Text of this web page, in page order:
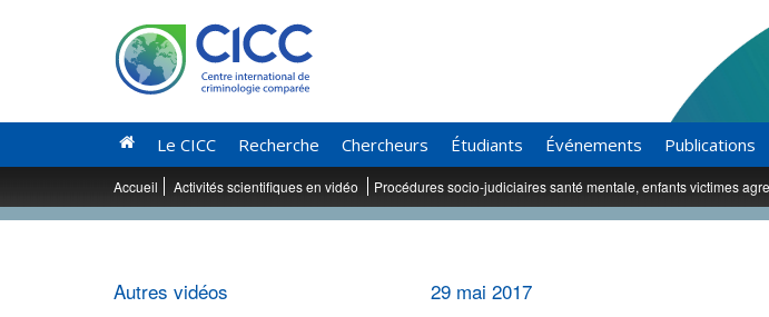
Le CICC Recherche Chercheurs Étudiants Événements Publications
Accueil Activités scientifiques en vidéo Procédures socio-judiciaires santé mentale, enfants victimes
29 mai 2017
Autres vidéos